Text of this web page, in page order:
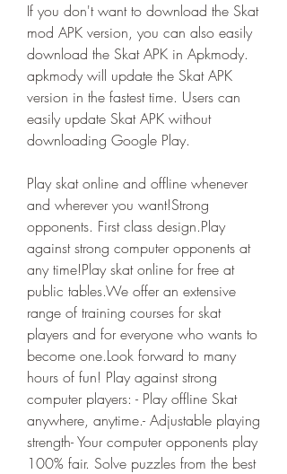
If you don't want to download the Skat
mod APK version, you can also easily
download the Skat APK in Apkmody.
apkmody will update the Skat APK
version in the fastest time. Users can
easily update Skat APK without
downloading Google Play.
Play skat online and offline whenever
and wherever you want!Strong
opponents. First class design.Play
against strong computer opponents at
any time!Play skat online for free at
public tables.We offer an extensive
range of training courses for skat
players and for everyone who wants to
become one.Look forward to many
hours of fun! Play against strong
computer players: - Play offline Skat
anywhere, anytime.- Adjustable playing
strength- Your computer opponents play
100% fair. Solve puzzles from the best